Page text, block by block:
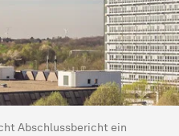
Abschlussbericht ein